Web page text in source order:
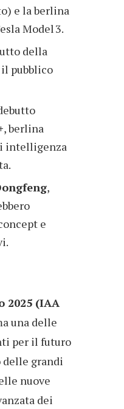
e la berlina
Model 3.
della
pubblico
, berlina
intelligenza
,
e
2025 (IAA
una delle
per il futuro
delle grandi
nuove
dei